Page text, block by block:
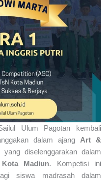
Ulum Pagotan kembali
dalam ajang Art &
yang diselenggarakan dalam
Madiun. Kompetisi ini
siswa madrasah dalam